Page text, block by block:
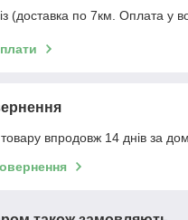
(доставка по 7км. Оплата у
впродовж 14 днів за